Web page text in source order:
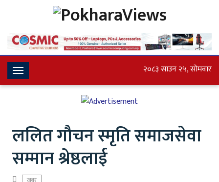
Toggle
Navigation
२०८३ साउन २५, सोमवार
ललित गौचन स्मृति समाजसेवा
सम्मान श्रेष्ठलाई